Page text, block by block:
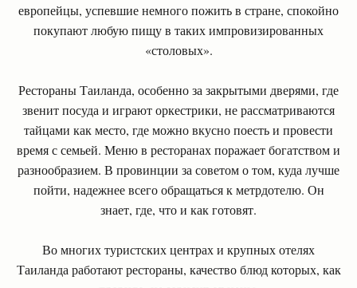
европейцы, успевшие немного пожить в стране, спокойно
покупают любую пищу в таких импровизированных
«столовых».
Рестораны Таиланда, особенно за закрытыми дверями, где
звенит посуда и играют оркестрики, не рассматриваются
тайцами как место, где можно вкусно поесть и провести
время с семьей. Меню в ресторанах поражает богатством и
разнообразием. В провинции за советом о том, куда лучше
пойти, надежнее всего обращаться к метрдотелю. Он
знает, где, что и как готовят.
Во многих туристских центрах и крупных отелях
Таиланда работают рестораны, качество блюд которых, как